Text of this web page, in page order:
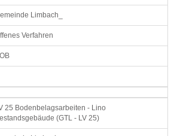
Limbach_
Verfahren
25 Bodenbelagsarbeiten - Lino
(GTL - LV 25)